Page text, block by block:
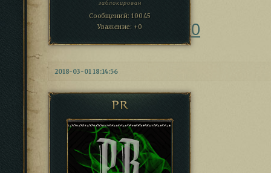
заблокирован
Сообщений: 10045
Уважение: +0 0
2018-03-01 18:14:56
PR